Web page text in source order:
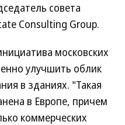
совета
Consulting Group.
московских
улучшить облик
в зданиях. "Такая
в Европе, причем
коммерческих